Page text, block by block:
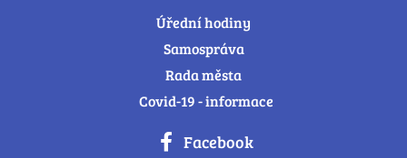
Úřední hodiny
Samospráva
Rada města
Covid-19 - informace
Facebook